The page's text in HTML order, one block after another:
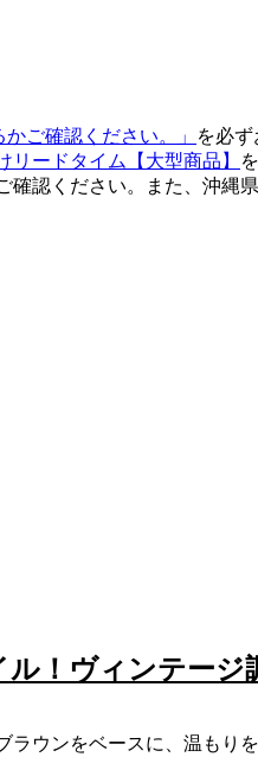
ご確認ください。」
を必
リードタイム【大型商品】
確認ください。また、沖縄
！ヴィンテー
ラウンをベースに、温も